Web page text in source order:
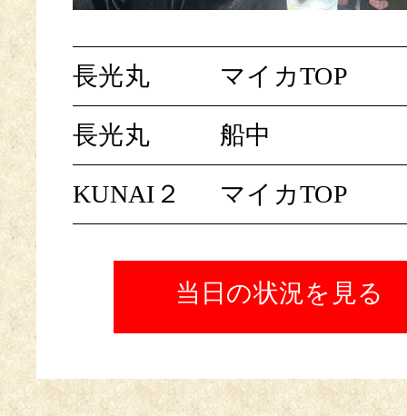
長光丸 マイカTOP
長光丸 船中
KUNAI２ マイカTOP
当日の状況を見る